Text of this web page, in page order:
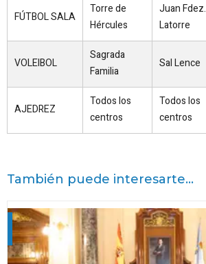
FÚTBOL SALA
Torre de
Hércules
Juan Fdez.
Latorre
VOLEIBOL
Sagrada
Familia
Sal Lence
AJEDREZ
Todos los
centros
Todos los
centros
También puede interesarte...